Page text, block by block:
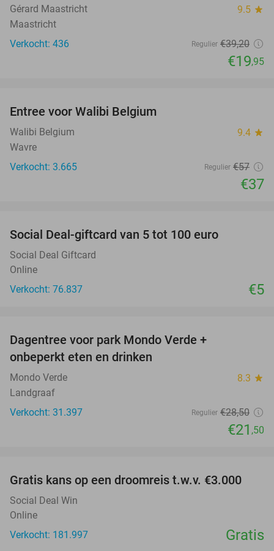
Gérard Maastricht 9.5 star
Maastricht
Verkocht: 436
Regulier €39,20
€19,95
Entree voor Walibi Belgium
Walibi Belgium 9.4 star
Wavre
Verkocht: 3.665
Regulier €57
€37
Social Deal-giftcard van 5 tot 100 euro
Social Deal Giftcard
Online
Verkocht: 76.837
€5
Dagentree voor park Mondo Verde +
onbeperkt eten en drinken
Mondo Verde 8.3 star
Landgraaf
Verkocht: 31.397
Regulier €28,50
€21 ,50
Gratis kans op een droomreis t.w.v. €3.000
Social Deal Win
Online
Verkocht: 181.997
Gratis